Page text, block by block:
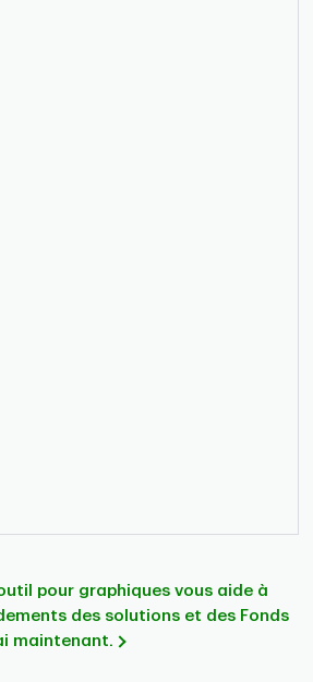
pour graphiques vous aide à
des solutions et des Fonds
maintenant.